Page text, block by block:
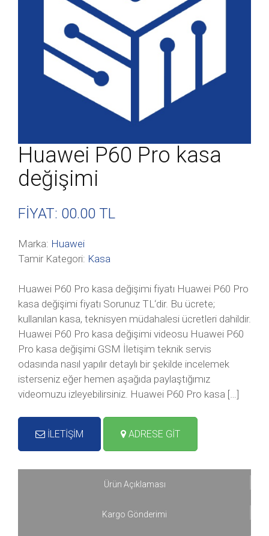
Huawei P60 Pro kasa
değişimi
FİYAT: 00.00 TL
Marka: Huawei
Tamir Kategori: Kasa
Huawei P60 Pro kasa değişimi fiyatı Huawei P60 Pro
kasa değişimi fiyatı Sorunuz TL‘dir. Bu ücrete;
kullanılan kasa, teknisyen müdahalesi ücretleri dahildir.
Huawei P60 Pro kasa değişimi videosu Huawei P60
Pro kasa değişimi GSM İletişim teknik servis
odasında nasıl yapılır detaylı bir şekilde incelemek
isterseniz eğer hemen aşağıda paylaştığımız
videomuzu izleyebilirsiniz. Huawei P60 Pro kasa […]
İLETİŞİM ADRESE GİT
Ürün Açıklaması
Kargo Gönderimi